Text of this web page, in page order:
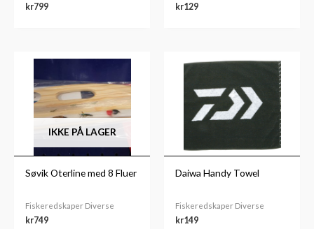
kr799 kr129
IKKE PÅ LAGER
Søvik Oterline med 8 Fluer
Fiskeredskaper Diverse
kr749
Daiwa Handy Towel
Fiskeredskaper Diverse
kr149